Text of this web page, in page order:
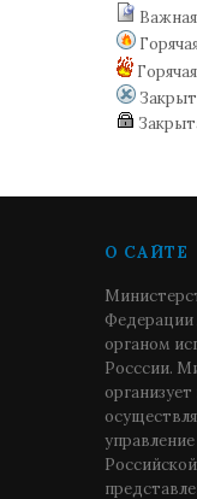
О САЙТЕ
Федерации
органом
Росссии.